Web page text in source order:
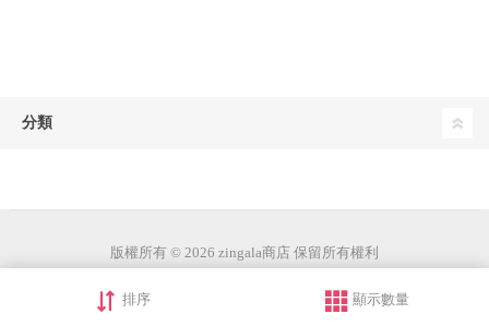
分類
版權所有 © 2026 zingala商店 保留所有權利
排序 顯示數量